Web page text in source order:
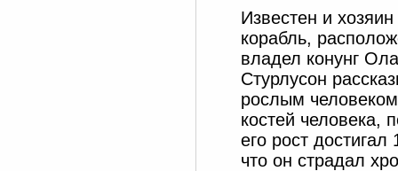
Известен и
корабль,
владел конунг
Стурлусон
рослым
костей человека,
его рост
что он страдал